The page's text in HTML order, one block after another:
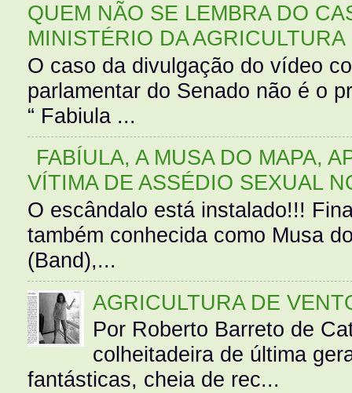
QUEM NÃO SE LEMBRA DO
MINISTÉRIO DA AGRICULTURA
O caso da divulgação do vídeo
parlamentar do Senado não é o
“ Fabiula ...
FABÍULA, A MUSA DO MAPA,
VÍTIMA DE ASSÉDIO SEXUAL
O escândalo está instalado!!!
também conhecida como Musa
(Band),...
AGRICULTURA DE
Por Roberto Barreto de
colheitadeira de última
fantásticas, cheia de rec...